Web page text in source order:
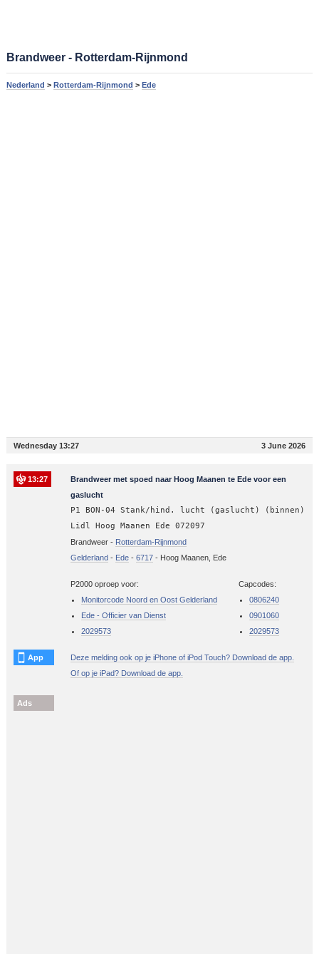
Brandweer - Rotterdam-Rijnmond
Nederland > Rotterdam-Rijnmond > Ede
Wednesday 13:27 3 June 2026
13:27
Brandweer met spoed naar Hoog Maanen te Ede voor een
gaslucht
P1 BON-04 Stank/hind. lucht (gaslucht) (binnen)
Lidl Hoog Maanen Ede 072097
Brandweer - Rotterdam-Rijnmond
Gelderland- Ede- 6717- Hoog Maanen, Ede
P2000 oproep voor:
Monitorcode Noord en Oost Gelderland
Ede - Officier van Dienst
2029573
Capcodes:
0806240
0901060
2029573
App
Deze melding ook op je iPhone of iPod Touch? Download de app.
Of op je iPad? Download de app.
Ads